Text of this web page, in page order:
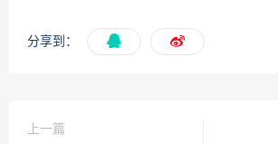
分享到：
上一篇